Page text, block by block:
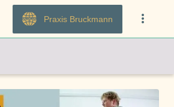
Praxis Bruckmann